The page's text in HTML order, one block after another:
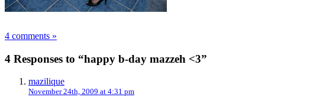
4 comments »
4 Responses to “happy b-day mazzeh <3”
mazilique
November 24th, 2009 at 4:31 pm